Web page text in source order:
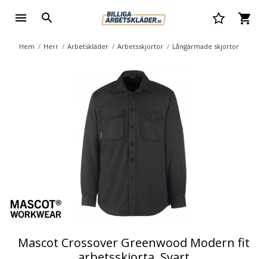
Hem Herr Arbetskläder Arbetsskjortor Långärmade skjortor
Mascot Crossover Greenwood Modern fit